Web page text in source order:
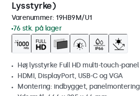
Lysstyrke)
Varenummer: 19HB9M/U1
76 stk. på lager
Høj lysstyrke Full HD multi-touch-panel
HDMI, DisplayPort, USB-C og VGA
Montering: indbygget, panelmontering